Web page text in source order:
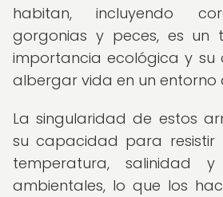
habitan, incluyendo
gorgonias y peces, es un
importancia ecológica y
albergar vida en un entorno
La singularidad de estos
su capacidad para resistir
temperatura, salinidad
ambientales, lo que los